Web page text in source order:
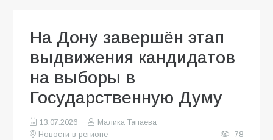
На Дону завершён этап
выдвижения кандидатов
на выборы в
Государственную Думу
13.07.2026
Малика Тапаева
Новости в регионе
78